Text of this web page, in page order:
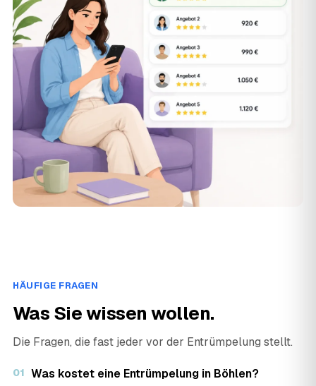
HÄUFIGE FRAGEN
Was Sie wissen wollen.
Die Fragen, die fast jeder vor der Entrümpelung stellt.
01 Was kostet eine Entrümpelung in Böhlen?